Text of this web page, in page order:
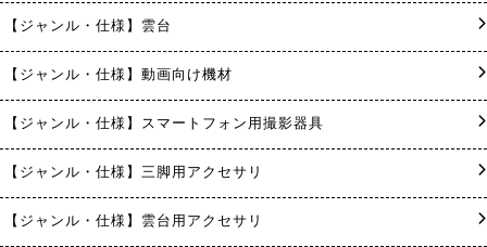
【ジャンル・仕様】雲台
【ジャンル・仕様】動画向け機材
【ジャンル・仕様】スマートフォン用撮影器具
【ジャンル・仕様】三脚用アクセサリ
【ジャンル・仕様】雲台用アクセサリ